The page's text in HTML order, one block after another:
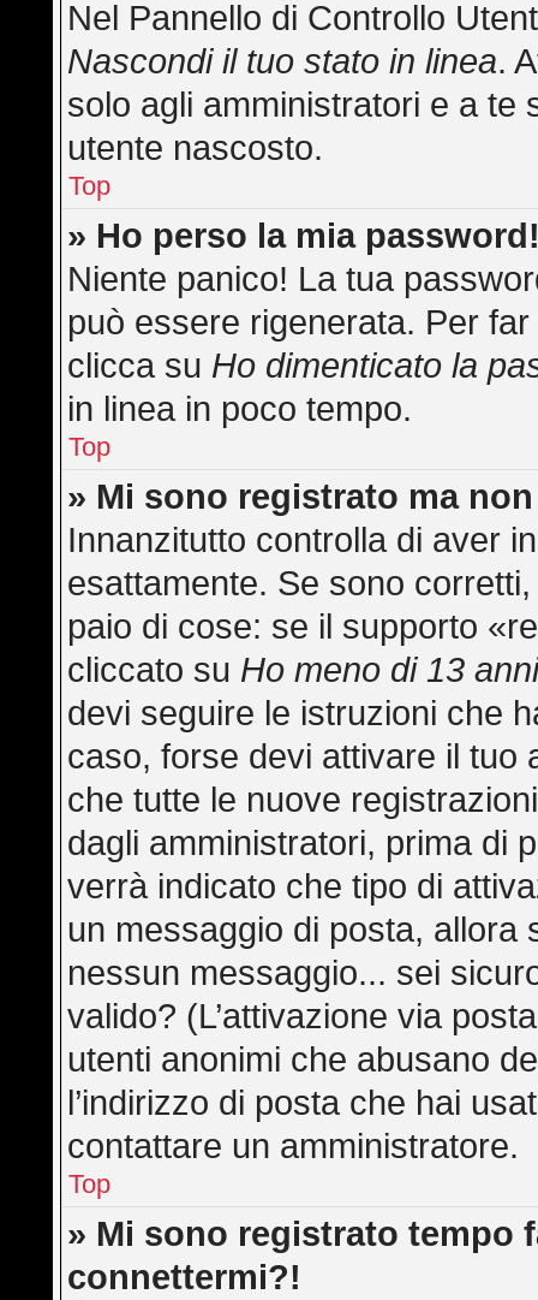
Nel Pannello di Controllo
Nascondi il tuo stato in linea.
solo agli amministratori e a te
utente nascosto.
Top
» Ho perso la mia
Niente panico! La tua
può essere rigenerata. Per
clicca su Ho dimenticato la
in linea in poco tempo.
Top
» Mi sono registrato ma
Innanzitutto controlla di aver
esattamente. Se sono
paio di cose: se il supporto
cliccato su Ho meno di 13
devi seguire le istruzioni che
caso, forse devi attivare il tuo
che tutte le nuove
dagli amministratori, prima di
verrà indicato che tipo di
un messaggio di posta, allora
nessun messaggio... sei
valido? (L’attivazione via
utenti anonimi che abusano
l’indirizzo di posta che hai
contattare un amministratore.
Top
» Mi sono registrato tempo
connettermi?!